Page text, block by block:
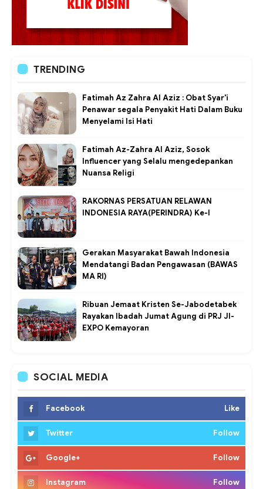
TRENDING
Fatimah Az Zahra Al Aziz : Obat Syar'i
Penawar segala Penyakit Hati Dalam Buku
Menyelami Isi Hati
Fatimah Az-Zahra Al Aziz, Sosok
Influencer yang Selalu mengedepankan
Nuansa Religi
RAKORNAS PERSATUAN RELAWAN
INDONESIA RAYA(PERINDRA) Ke-I
Gerakan Masyarakat Bawah Indonesia
Mendatangi Badan Pengawasan (BAWAS
MA RI)
Ribuan Jemaat Kristen Se-Jabodetabek
Rayakan Ibadah Jumat Agung di PRJ JI-
EXPO Kemayoran
SOCIAL MEDIA
Facebook Like
Twitter Follow
Google+ Follow
Instagram Follow